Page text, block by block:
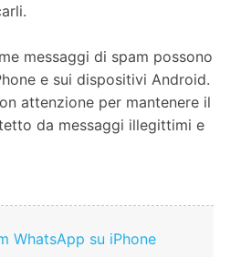
messaggi di spam possono
e sui dispositivi Android.
attenzione per mantenere il
da messaggi illegittimi e
WhatsApp su iPhone